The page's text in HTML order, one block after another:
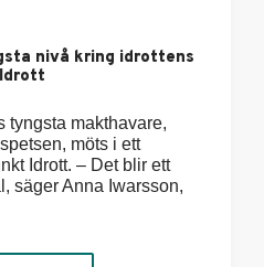
nivå kring idrottens
tyngsta makthavare,
möts i ett
Idrott. – Det blir ett
säger Anna Iwarsson,